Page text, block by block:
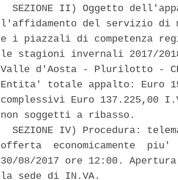
SEZIONE II) Oggetto
l'affidamento del servizio di
e i piazzali di competenza
le stagioni invernali 2017/
Valle d'Aosta - Plurilotto -
Entita' totale appalto: Euro
complessivi Euro 137.225,00
non soggetti a ribasso.
SEZIONE IV) Procedura:
offerta  economicamente
30/08/2017 ore 12:00.
la sede di IN.VA.